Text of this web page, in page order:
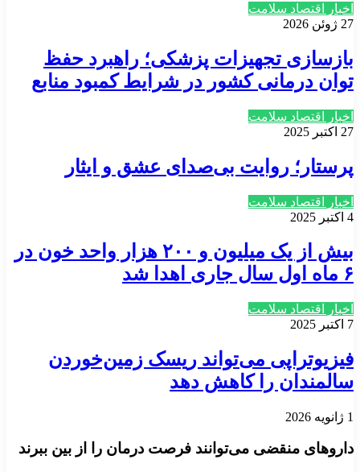
اخبار اقتصاد سلامت
27 ژوئن 2026
بازسازی تجهیزات پزشکی؛ راهبرد حفظ
توان درمانی کشور در شرایط کمبود منابع
اخبار اقتصاد سلامت
27 اکتبر 2025
پرستار؛ روایت بی‌صدای عشق و ایثار
اخبار اقتصاد سلامت
4 اکتبر 2025
بیش از یک میلیون و ۲۰۰ هزار واحد خون در
۶ ماه اول سال جاری اهدا شد
اخبار اقتصاد سلامت
7 اکتبر 2025
فیزیوتراپی می‌تواند ریسک زمین‌خوردن
سالمندان را کاهش دهد
1 ژانویه 2026
داروهای منقضی می‌توانند فرصت درمان را از بین ببرند